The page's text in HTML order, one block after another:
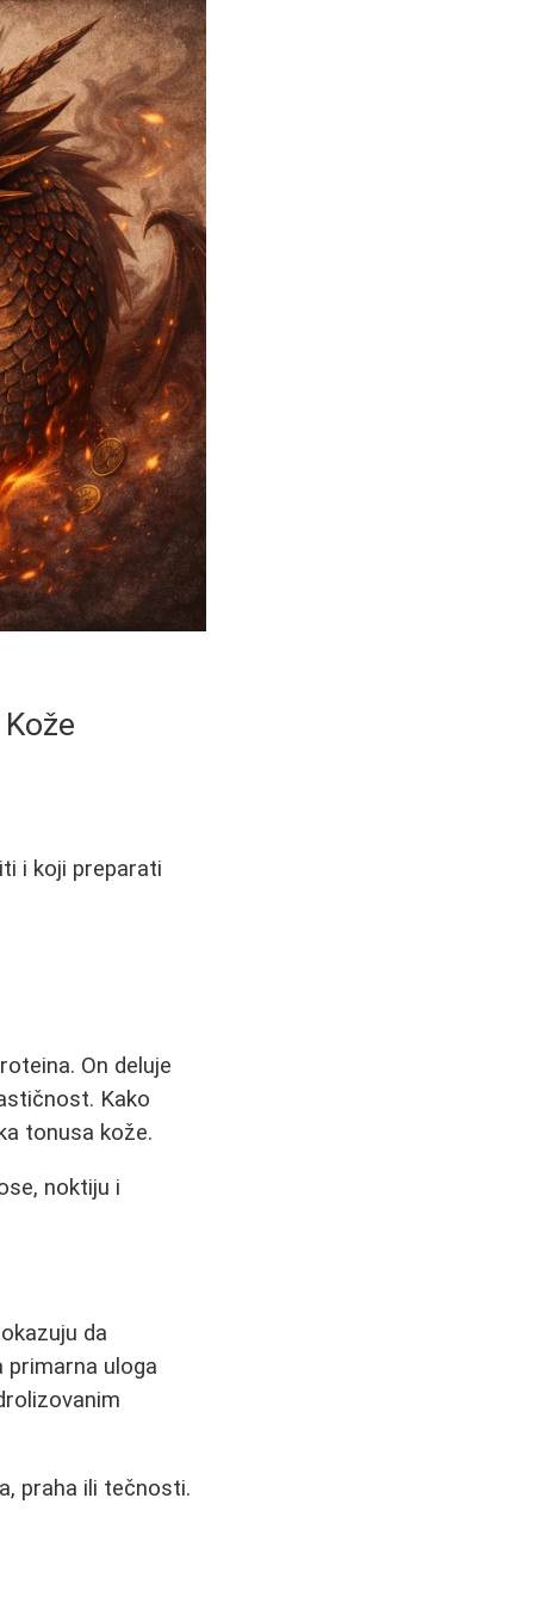
i koji preparati
On deluje
Kako
tonusa kože.
noktiju i
da
primarna uloga
praha ili tečnosti.